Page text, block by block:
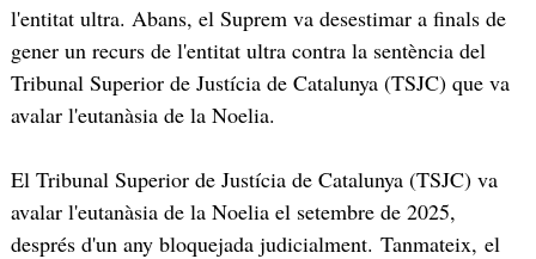
l'entitat ultra. Abans, el Suprem va desestimar a finals de
gener un recurs de l'entitat ultra contra la sentència del
Tribunal Superior de Justícia de Catalunya (TSJC) que va
avalar l'eutanàsia de la Noelia.
El Tribunal Superior de Justícia de Catalunya (TSJC) va
avalar l'eutanàsia de la Noelia el setembre de 2025,
després d'un any bloquejada judicialment. Tanmateix, el